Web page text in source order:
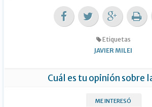
Etiquetas
JAVIER MILEI
Cuál es tu opinión sobre
ME INTERESÓ